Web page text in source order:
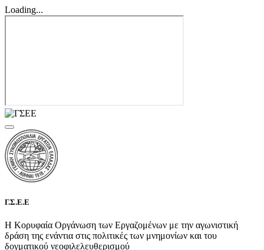
Loading...
Γ.Σ.Ε.Ε
Η Κορυφαία Οργάνωση των Εργαζομένων με την αγωνιστική
δράση της ενάντια στις πολιτικές των μνημονίων και του
δογματικού νεοφιλελευθερισμού